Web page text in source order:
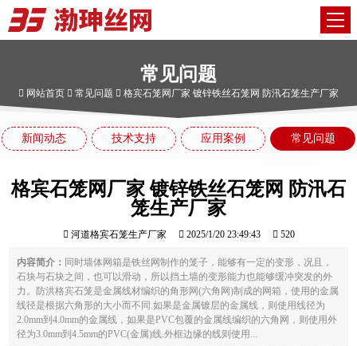
常见问题
网站首页 常见问题 格宾石笼网厂家 镀锌铁丝石笼网 防汛石笼生产厂家
新闻动态 技术支持 应用案例 常见问题
格宾石笼网厂家 镀锌铁丝石笼网 防汛石
笼生产厂家
河道格宾石笼生产厂家 2025/1/20 23:49:43 520
内容简介： 同时墙体网箱是铁丝网制作的笼子，能够有一定的变形，况且，
石块与石块之间，也可以滑动，所以挡土墙的变形能力也能够缓冲突发的外
力。防洪格宾石笼是金属线材编织的角形网(六角网)制成的网箱，使用的金属
线径是根据六角形的大小而不同.如果是金属镀层的金属线，则使用线径为
2.0mm到4.0mm的金属线，如果是PVC包覆的金属线编织的六角网，则使用外
径为3.0mm到4.5mm的PVC(金属)线.外框边缘的线则使用...